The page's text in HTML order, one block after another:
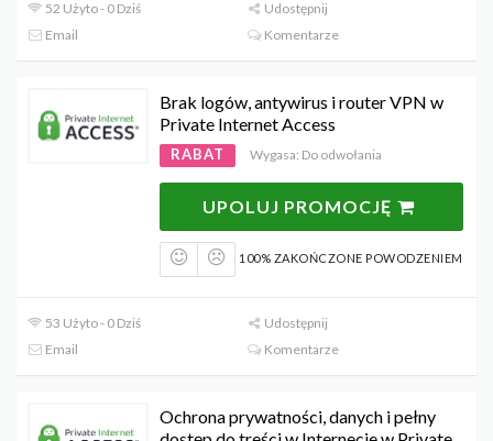
52 Użyto - 0 Dziś
Udostępnij
Email
Komentarze
Brak logów, antywirus i router VPN w
Private Internet Access
RABAT Wygasa: Do odwołania
UPOLUJ PROMOCJĘ
100% ZAKOŃCZONE POWODZENIEM
53 Użyto - 0 Dziś
Udostępnij
Email
Komentarze
Ochrona prywatności, danych i pełny